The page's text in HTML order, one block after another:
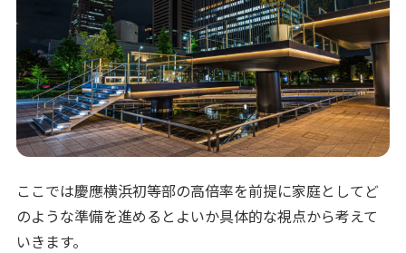
ここでは慶應横浜初等部の高倍率を前提に家庭としてど
のような準備を進めるとよいか具体的な視点から考えて
いきます。